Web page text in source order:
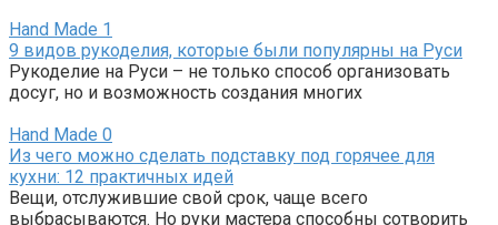
Hand Made 1
9 видов рукоделия, которые были популярны на Руси
Рукоделие на Руси – не только способ организовать
досуг, но и возможность создания многих
Hand Made 0
Из чего можно сделать подставку под горячее для
кухни: 12 практичных идей
Вещи, отслужившие свой срок, чаще всего
выбрасываются. Но руки мастера способны сотворить